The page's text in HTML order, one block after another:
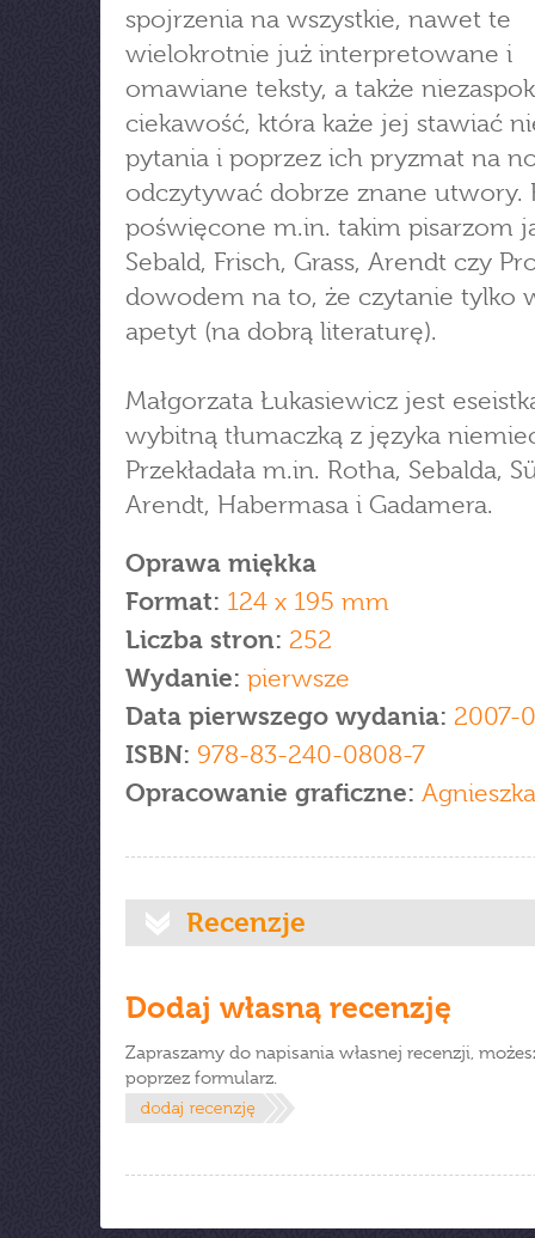
spojrzenia na wszystkie, nawet te
wielokrotnie już interpretowane i
omawiane teksty, a także
ciekawość, która każe jej stawiać
pytania i poprzez ich pryzmat na
odczytywać dobrze znane utwory.
poświęcone m.in. takim pisarzom
Sebald, Frisch, Grass, Arendt czy
dowodem na to, że czytanie tylko
apetyt (na dobrą literaturę).
Małgorzata Łukasiewicz jest
wybitną tłumaczką z języka
Przekładała m.in. Rotha, Sebalda,
Arendt, Habermasa i Gadamera.
Oprawa miękka
Format: 124 x 195 mm
Liczba stron: 252
Wydanie: pierwsze
Data pierwszego wydania: 2007-
ISBN: 978-83-240-0808-7
Opracowanie graficzne:
Recenzje
Dodaj własną recenzję
Zapraszamy do napisania własnej recenzji,
poprzez formularz.